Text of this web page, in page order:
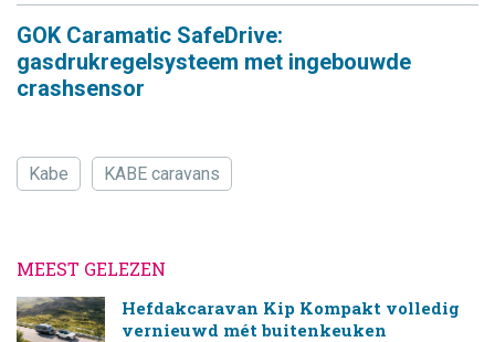
GOK Caramatic SafeDrive:
gasdrukregelsysteem met ingebouwde
crashsensor
Kabe KABE caravans
MEEST GELEZEN
Hefdakcaravan Kip Kompakt volledig
vernieuwd mét buitenkeuken